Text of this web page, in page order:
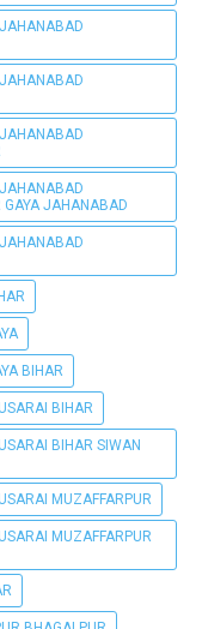
GAYA JAHANABAD
BIHAR
BIHAR
BIHAR SIWAN
MUZAFFARPUR
MUZAFFARPUR